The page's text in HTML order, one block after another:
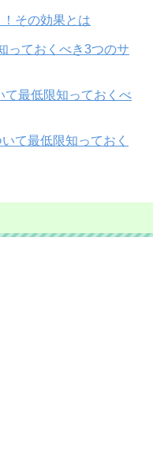
その効果とは
っておくべき3つのサ
て最低限知っておくべ
て最低限知っておく